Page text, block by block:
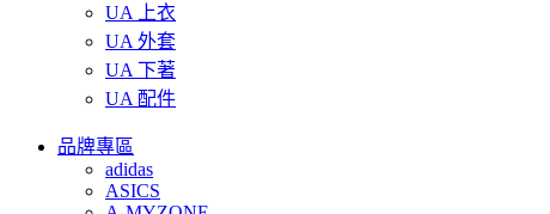
UA 上衣
UA 外套
UA 下著
UA 配件
品牌專區
adidas
ASICS